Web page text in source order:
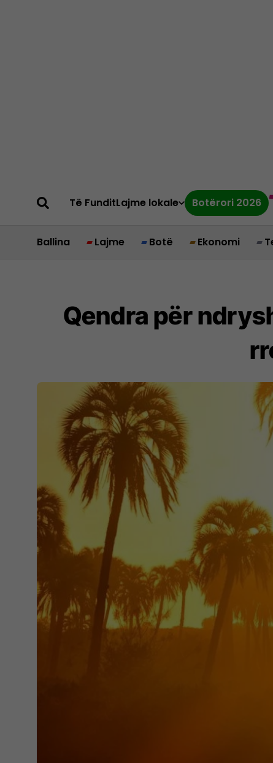
Të FunditLajme lokale Botërori 2026
Ballina Lajme Botë Ekonomi
Qendra për